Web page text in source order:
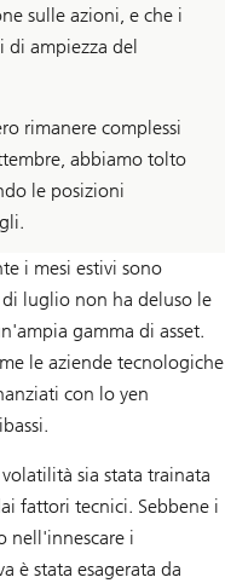
sulle azioni, e che i
ampiezza del
rimanere complessi
abbiamo tolto
le posizioni
i mesi estivi sono
luglio non ha deluso le
gamma di asset.
le aziende tecnologiche
con lo yen
sia stata trainata
fattori tecnici. Sebbene i
nell'innescare i
è stata esagerata da